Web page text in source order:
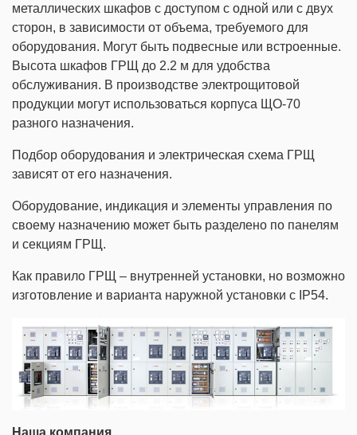
металлических шкафов с доступом с одной или с двух
сторон, в зависимости от объема, требуемого для
оборудования. Могут быть подвесные или встроенные.
Высота шкафов ГРЩ до 2.2 м для удобства
обслуживания. В производстве электрощитовой
продукции могут использоваться корпуса ЩО-70
разного назначения.
Подбор оборудования и электрическая схема ГРЩ
зависят от его назначения.
Оборудование, индикация и элементы управления по
своему назначению может быть разделено по панелям
и секциям ГРЩ.
Как правило ГРЩ – внутренней установки, но возможно
изготовление и варианта наружной установки с IP54.